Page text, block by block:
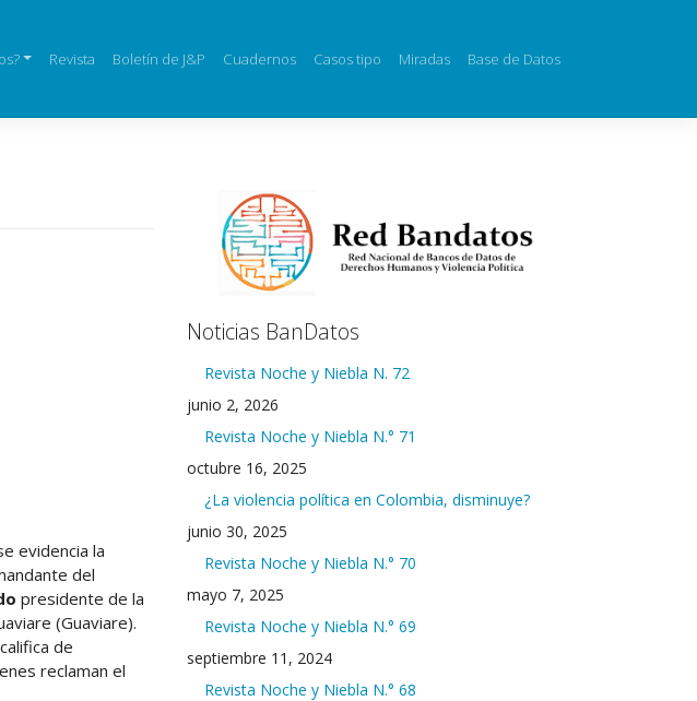
Revista Boletín de J&P Cuadernos Casos tipo Miradas Base de Datos
evidencia la
del
presidente de la
(Guaviare).
de
reclaman el
Noticias BanDatos
Revista Noche y Niebla N. 72
junio 2, 2026
Revista Noche y Niebla N.° 71
octubre 16, 2025
¿La violencia política en Colombia, disminuye?
junio 30, 2025
Revista Noche y Niebla N.° 70
mayo 7, 2025
Revista Noche y Niebla N.° 69
septiembre 11, 2024
Revista Noche y Niebla N.° 68